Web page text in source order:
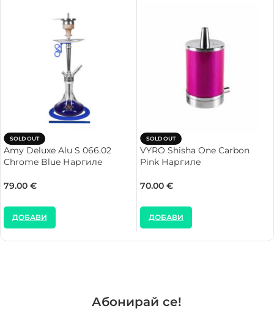
SOLD OUT
Amy Deluxe Alu S 066.02
Chrome Blue Наргиле
79.00 €
ДОБАВИ
SOLD OUT
VYRO Shisha One Carbon
Pink Наргиле
70.00 €
ДОБАВИ
Абонирай се!